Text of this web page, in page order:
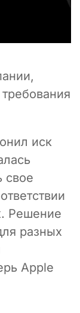
иск
свое
Решение
разных
Apple